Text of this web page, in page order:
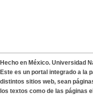
Hecho en México. Universidad
Este es un portal integrado a la
distintos sitios web, sean
los textos como de las páginas